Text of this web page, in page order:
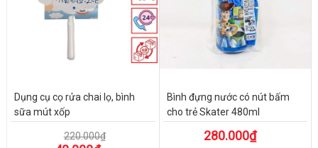
Dụng cụ cọ rửa chai lọ, bình
sữa mút xốp
220.000₫
Bình đựng nước có nút bấm
cho trẻ Skater 480ml
280.000₫